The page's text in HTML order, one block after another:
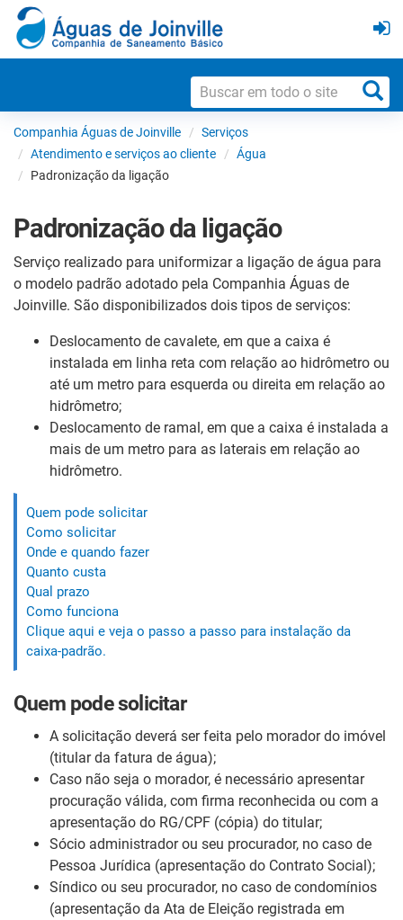
Companhia Águas de Joinville
Serviços
Atendimento e serviços ao cliente
Água
Padronização da ligação
Padronização da ligação
Serviço realizado para uniformizar a ligação de água para
o modelo padrão adotado pela Companhia Águas de
Joinville. São disponibilizados dois tipos de serviços:
Deslocamento de cavalete, em que a caixa é
instalada em linha reta com relação ao hidrômetro ou
até um metro para esquerda ou direita em relação ao
hidrômetro;
Deslocamento de ramal, em que a caixa é instalada a
mais de um metro para as laterais em relação ao
hidrômetro.
Quem pode solicitar
Como solicitar
Onde e quando fazer
Quanto custa
Qual prazo
Como funciona
Clique aqui e veja o passo a passo para instalação da
caixa-padrão.
Quem pode solicitar
A solicitação deverá ser feita pelo morador do imóvel
(titular da fatura de água);
Caso não seja o morador, é necessário apresentar
procuração válida, com firma reconhecida ou com a
apresentação do RG/CPF (cópia) do titular;
Sócio administrador ou seu procurador, no caso de
Pessoa Jurídica (apresentação do Contrato Social);
Síndico ou seu procurador, no caso de condomínios
(apresentação da Ata de Eleição registrada em